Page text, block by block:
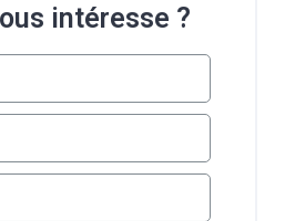
intéresse ?